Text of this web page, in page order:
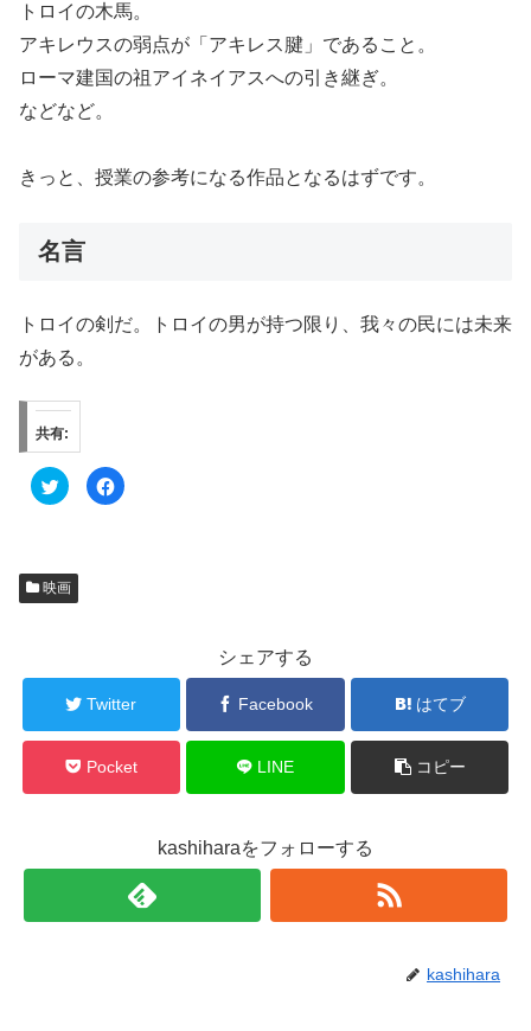
トロイの木馬。
アキレウスの弱点が「アキレス腱」であること。
ローマ建国の祖アイネイアスへの引き継ぎ。
などなど。
きっと、授業の参考になる作品となるはずです。
名言
トロイの剣だ。トロイの男が持つ限り、我々の民には未来
がある。
共有:
ク
リ
w
i
t
共
有
し
ウ
ィ
ン
き
F
a
は
ク
リ
ク
て
だ
し
ウ
ン
映画
シェアする
Twitter Facebook はてブ
Pocket LINE コピー
kashiharaをフォローする
kashihara